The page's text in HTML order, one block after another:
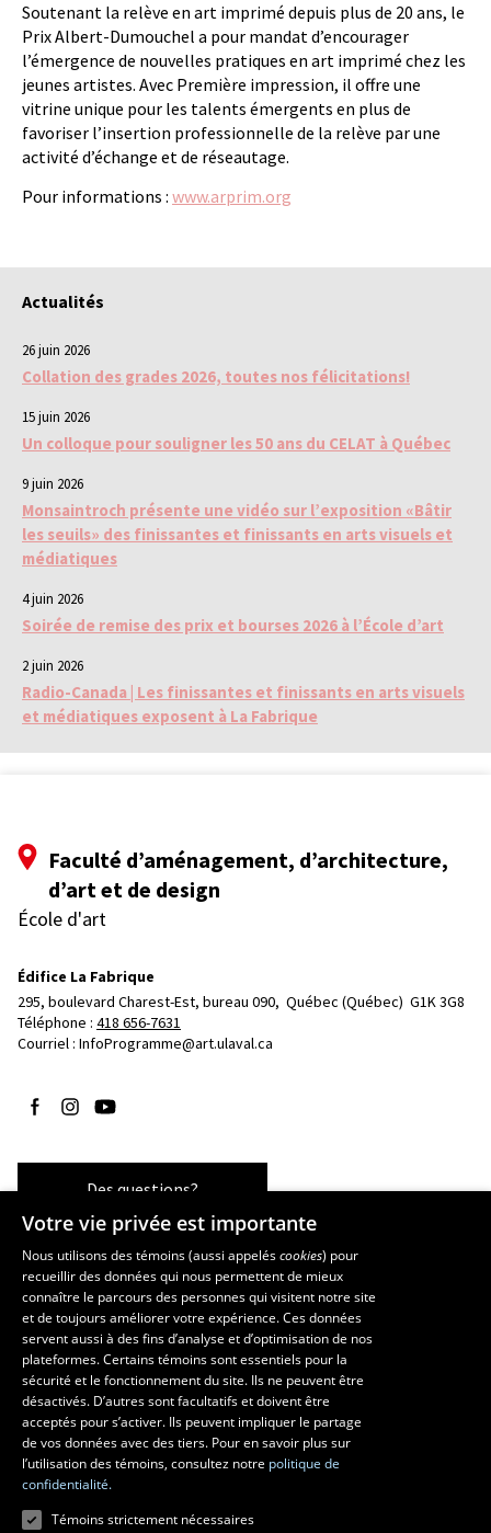
Soutenant la relève en art imprimé depuis plus de 20 ans, le
Prix Albert-Dumouchel a pour mandat d’encourager
l’émergence de nouvelles pratiques en art imprimé chez les
jeunes artistes. Avec Première impression, il offre une
vitrine unique pour les talents émergents en plus de
favoriser l’insertion professionnelle de la relève par une
activité d’échange et de réseautage.
Pour informations : www.arprim.org
Actualités
26 juin 2026
Collation des grades 2026, toutes nos félicitations!
15 juin 2026
Un colloque pour souligner les 50 ans du CELAT à Québec
9 juin 2026
Monsaintroch présente une vidéo sur l’exposition «Bâtir
les seuils» des finissantes et finissants en arts visuels et
médiatiques
4 juin 2026
Soirée de remise des prix et bourses 2026 à l’École d’art
2 juin 2026
Radio-Canada | Les finissantes et finissants en arts visuels
et médiatiques exposent à La Fabrique
Faculté d’aménagement, d’architecture,
d’art et de design
École d'art
Édifice La Fabrique
295, boulevard Charest-Est, bureau 090, Québec (Québec)  G1K 3G8
Téléphone : 418 656-7631
Courriel : InfoProgramme@art.ulaval.ca
Suivez-nous sur Facebook
Suivez-nous sur Instagram
Suivez-nous sur YouTube
Des questions?
Les écoles et la recherche
École supérieure d’aménagement du territoire et de développement
régional
École d’architecture
École de design
Centre de recherche en aménagement et développement
Votre vie privée est importante
Nous utilisons des témoins (aussi appeléscookies) pour
recueillir des données qui nous permettent de mieux
connaître le parcours des personnes qui visitent notre site
et de toujours améliorer votre expérience. Ces données
servent aussi à des fins d’analyse et d’optimisation de nos
plateformes. Certains témoins sont essentiels pour la
sécurité et le fonctionnement du site. Ils ne peuvent être
désactivés. D’autres sont facultatifs et doivent être
acceptés pour s’activer. Ils peuvent impliquer le partage
de vos données avec des tiers. Pour en savoir plus sur
l’utilisation des témoins, consultez notre politique de
confidentialité.
Témoins strictement nécessaires